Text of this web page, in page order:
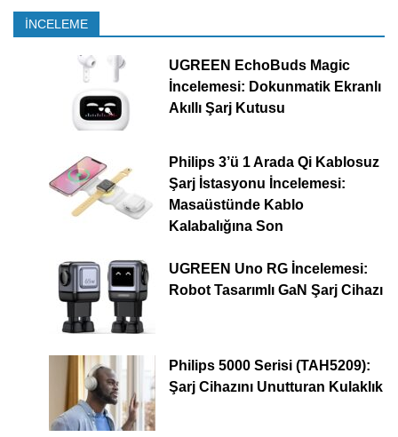
İNCELEME
UGREEN EchoBuds Magic
İncelemesi: Dokunmatik Ekranlı
Akıllı Şarj Kutusu
Philips 3’ü 1 Arada Qi Kablosuz
Şarj İstasyonu İncelemesi:
Masaüstünde Kablo
Kalabalığına Son
UGREEN Uno RG İncelemesi:
Robot Tasarımlı GaN Şarj Cihazı
Philips 5000 Serisi (TAH5209):
Şarj Cihazını Unutturan Kulaklık